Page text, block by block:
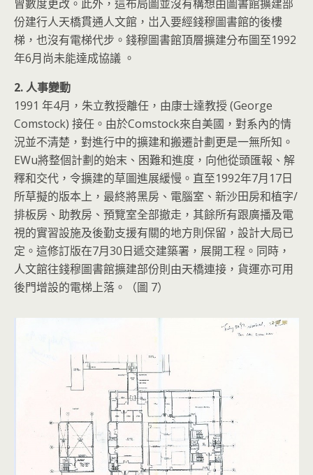
曾數度更改。此外，這布局圖並沒有構想由圖書館擴建部
份建行人天橋貫通人文館，岀入要經錢穆圖書館的後樓
梯，也沒有電梯代步。錢穆圖書館頂層擴建分布圖至1992
年6月尚未能達成協議 。
2. 人事變動
1991 年4月，朱立教授離任，由康士達教授 (George
Comstock) 接任。由於Comstock來自美國，對系內的情
況並不清楚，對進行中的擴建和搬遷計劃更是一無所知。
EWu將整個計劃的始末、困難和進度，向他從頭匯報、解
釋和交代，令擴建的草圖進展緩慢。直至1992年7月17日
所草擬的版本上，最終將黑房、電腦室、新沙田房和植字/
排板房、助教房、預覽室全部撤走，其餘所有跟廣播及電
視的實習設施及後勤支援有關的地方則保留，設計大局已
定。這修訂版在7月30日遞交建築署，展開工程。同時，
人文館往錢穆圖書館擴建部份則由天橋連接，貨運亦可用
後門增設的電梯上落。（圖 7）